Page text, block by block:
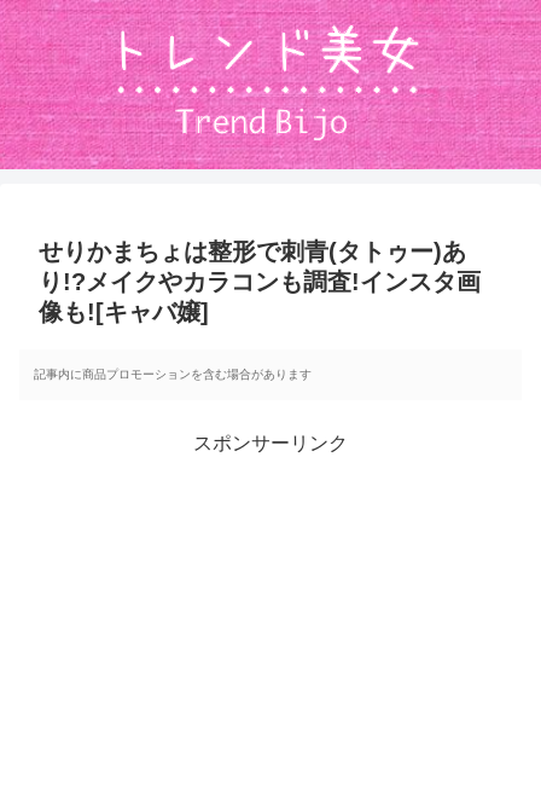
せりかまちょは整形で刺青(タトゥー)あ
り!?メイクやカラコンも調査!インスタ画
像も![キャバ嬢]
記事内に商品プロモーションを含む場合があります
スポンサーリンク